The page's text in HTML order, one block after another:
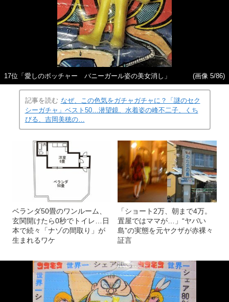
17位「愛しのボッチャー バニーガール姿の美女消し」 (画像 5/86)
記事を読む なぜ、この色気をガチャガチャに？「謎のセク
シーガチャ」ベスト50…潜望鏡、水着姿の峰不二子、くち
びる、吉岡美穂の…
ベランダ50畳のワンルーム、
玄関開けたら0秒でトイレ…日
本で続々「ナゾの間取り」が
生まれるワケ
「ショート2万、朝まで4万。
置屋ではママが…」“ヤバい
島”の実態を元ヤクザが赤裸々
証言